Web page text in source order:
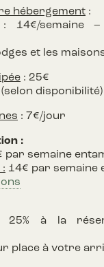
hébergement :
14€/semaine
et les
: 25€
(selon disponibilité)
: 7€/jour
:
par semaine
: 14€ par semaine
à la
place à votre